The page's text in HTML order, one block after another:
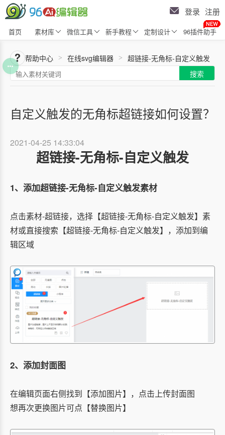
首页 素材库 微信工具 新手教程 定制设计 96插件助手
登录 注册
帮助中心 > 在线svg编辑器 >
超链接-无角标-自定义触发
搜索
自定义触发的无角标超链接如何设置？
2021-04-25 14:33:04
超链接-无角标-自定义触发
1、添加超链接-无角标-自定义触发素材
点击素材-超链接，选择【超链接-无角标-自定义触发】素
材或直接搜索 【超链接-无角标-自定义触发】 ，添加到编
辑区域
2、添加封面图
在编辑页面右侧找到【添加图片】，点击上传封面图
想再次更换图片可点【替换图片】